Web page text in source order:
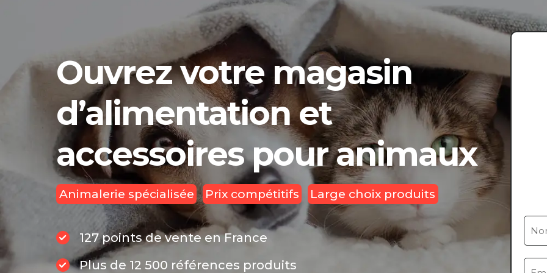
Ouvrez votre magasin
d’alimentation et
accessoires pour animaux
Animalerie spécialisée Prix compétitifs Large choix produits
127 points de vente en France
Plus de 12 500 références produits